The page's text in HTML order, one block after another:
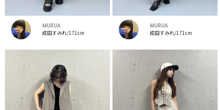
MURUA
成田すみれ/171cm
MURUA
成田すみれ/171cm